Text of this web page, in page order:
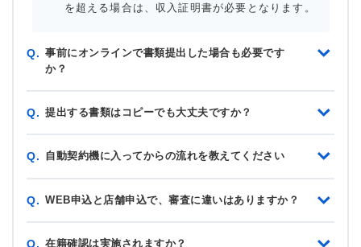
を超える場合は、収入証明書が必要となります。
Q. 事前にオンラインで書類提出した場合も必要です
か？
Q. 提出する書類はコピーでも大丈夫ですか？
Q. 自動契約機に入ってからの流れを教えてください
Q. WEB申込と店舗申込で、審査に違いはありますか？
Q. 在籍確認は実施されますか？